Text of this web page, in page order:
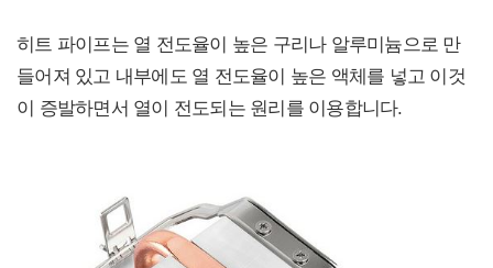
히트 파이프는 열 전도율이 높은 구리나 알루미늄으로 만
들어져 있고 내부에도 열 전도율이 높은 액체를 넣고 이것
이 증발하면서 열이 전도되는 원리를 이용합니다.